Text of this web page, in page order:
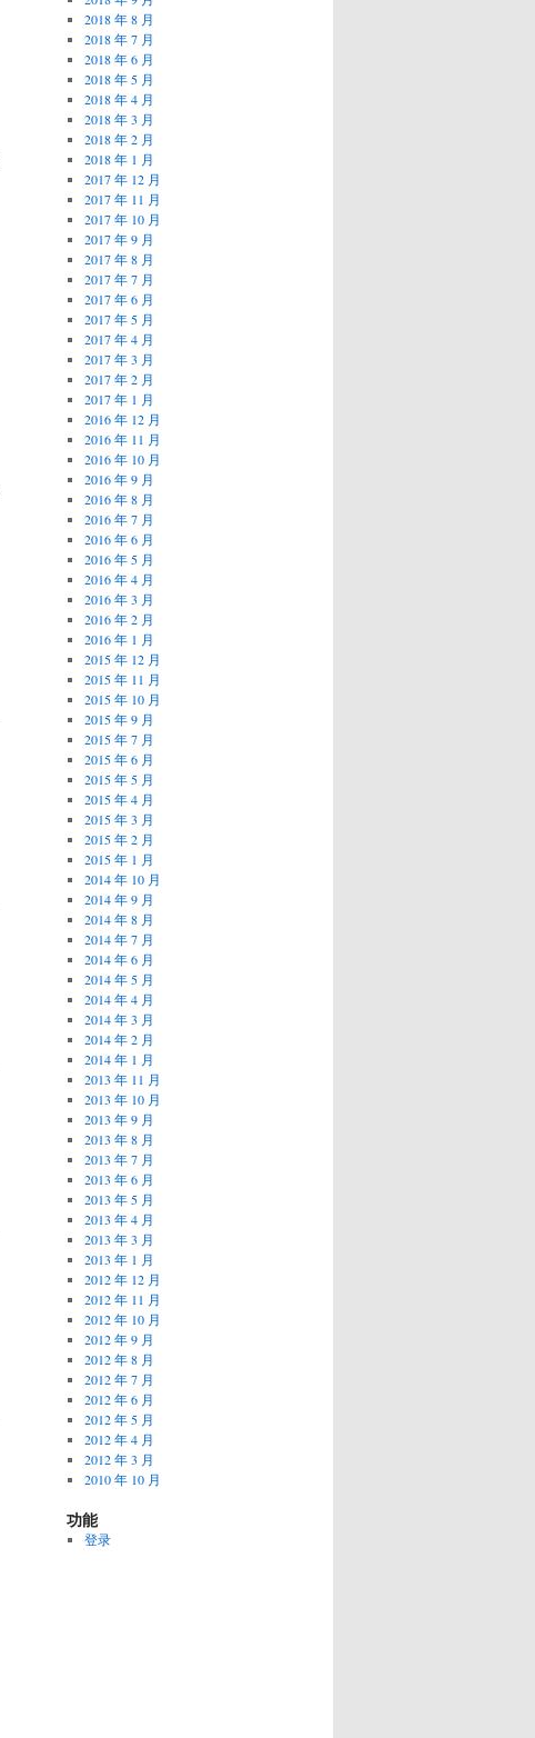
2018 年 8 月
2018 年 7 月
2018 年 6 月
2018 年 5 月
2018 年 4 月
2018 年 3 月
2018 年 2 月
2018 年 1 月
2017 年 12 月
2017 年 11 月
2017 年 10 月
2017 年 9 月
2017 年 8 月
2017 年 7 月
2017 年 6 月
2017 年 5 月
2017 年 4 月
2017 年 3 月
2017 年 2 月
2017 年 1 月
2016 年 12 月
2016 年 11 月
2016 年 10 月
2016 年 9 月
2016 年 8 月
2016 年 7 月
2016 年 6 月
2016 年 5 月
2016 年 4 月
2016 年 3 月
2016 年 2 月
2016 年 1 月
2015 年 12 月
2015 年 11 月
2015 年 10 月
2015 年 9 月
2015 年 7 月
2015 年 6 月
2015 年 5 月
2015 年 4 月
2015 年 3 月
2015 年 2 月
2015 年 1 月
2014 年 10 月
2014 年 9 月
2014 年 8 月
2014 年 7 月
2014 年 6 月
2014 年 5 月
2014 年 4 月
2014 年 3 月
2014 年 2 月
2014 年 1 月
2013 年 11 月
2013 年 10 月
2013 年 9 月
2013 年 8 月
2013 年 7 月
2013 年 6 月
2013 年 5 月
2013 年 4 月
2013 年 3 月
2013 年 1 月
2012 年 12 月
2012 年 11 月
2012 年 10 月
2012 年 9 月
2012 年 8 月
2012 年 7 月
2012 年 6 月
2012 年 5 月
2012 年 4 月
2012 年 3 月
2010 年 10 月
功能
登录